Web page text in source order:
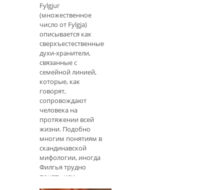
Fylgjur
(множественное
число от Fylgja)
описывается как
сверхъестественные
духи-хранители,
связанные с
семейной линией,
которые, как
говорят,
сопровождают
человека на
протяжении всей
жизни. Подобно
многим понятиям в
скандинавской
мифологии, иногда
Филгья трудно
понять или